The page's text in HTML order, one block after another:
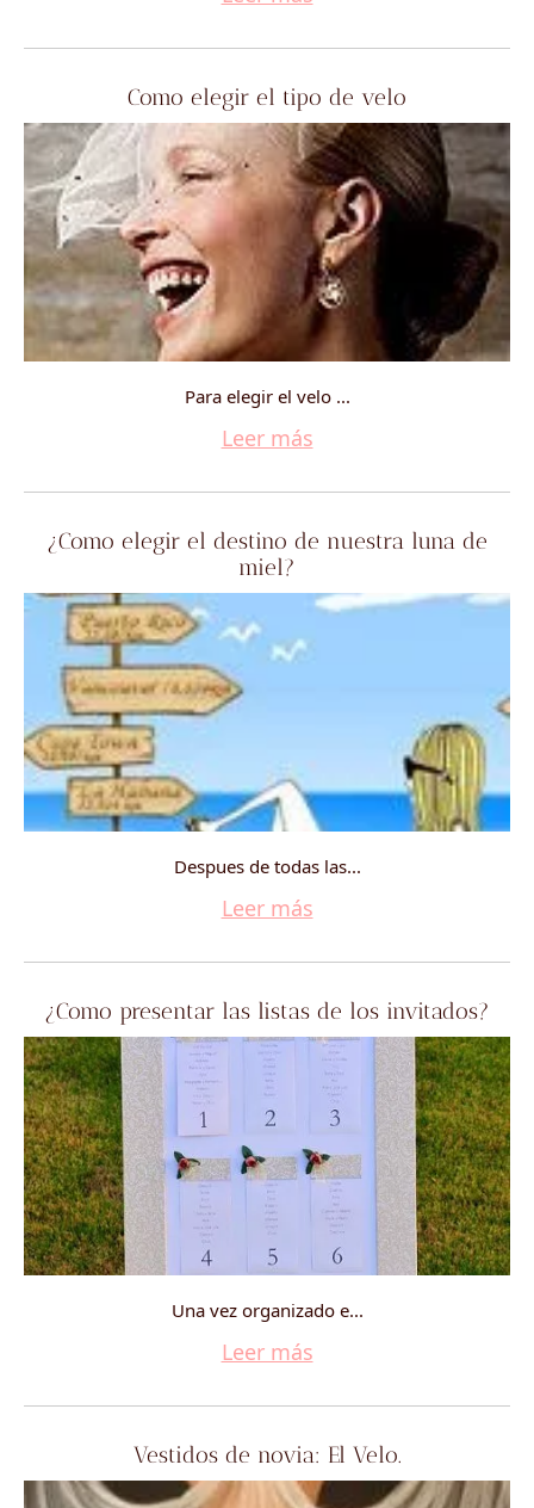
Como elegir el tipo de velo
Para elegir el velo ...
Leer más
¿Como elegir el destino de nuestra luna de
miel?
Despues de todas las...
Leer más
¿Como presentar las listas de los invitados?
Una vez organizado e...
Leer más
Vestidos de novia: El Velo.